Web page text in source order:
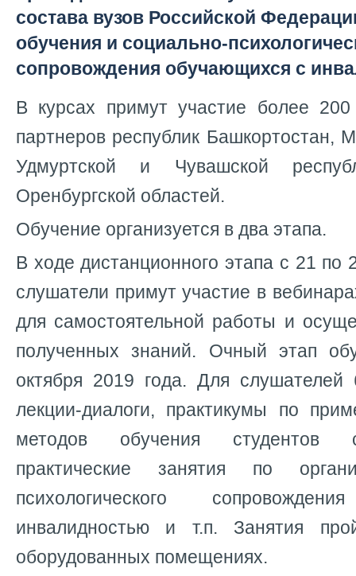
состава вузов Российской
обучения и социально-
сопровождения обучающихся с
В курсах примут участие более 200
партнеров республик Башкортостан,
Удмуртской и Чувашской
Оренбургской областей.
Обучение организуется в два этапа.
В ходе дистанционного этапа с 21 по
слушатели примут участие в
для самостоятельной работы и
полученных знаний. Очный этап
октября 2019 года. Для слушателей
лекции-диалоги, практикумы по
методов обучения студентов
практические занятия по
психологического
инвалидностью и т.п. Занятия
оборудованных помещениях.